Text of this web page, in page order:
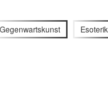
Gegenwartskunst Esoterik